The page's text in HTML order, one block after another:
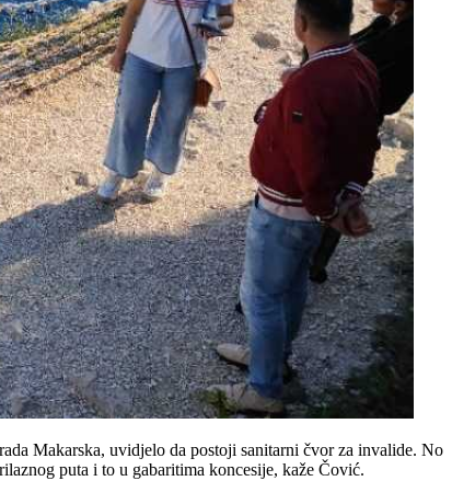
Makarska, uvidjelo da postoji sanitarni čvor za invalide. No
puta i to u gabaritima koncesije, kaže Čović.